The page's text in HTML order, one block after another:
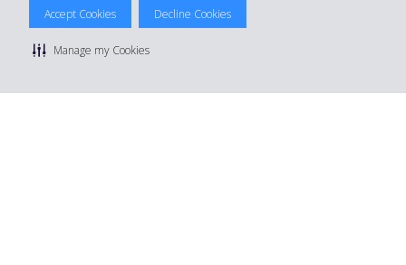
Accept Cookies Decline Cookies
Manage my Cookies
© 2026 The Hertz System, Inc.
Datenschutzrichtlinie | Nutzungsbedingungen
Sitemap Cookies verwalten